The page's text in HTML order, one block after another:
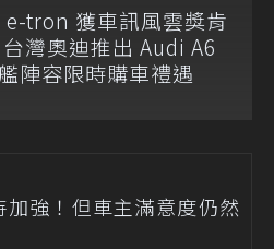
e-tron 獲車訊風雲獎肯
灣奧迪推出 Audi A6
陣容限時購車禮遇
強！但車主滿意度仍然